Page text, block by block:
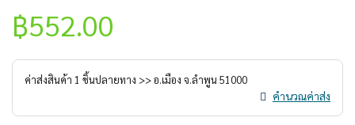
฿552.00
ค่าส่งสินค้า 1 ชิ้นปลายทาง >> อ.เมือง จ.ลำพูน51000
คำนวณค่าส่ง